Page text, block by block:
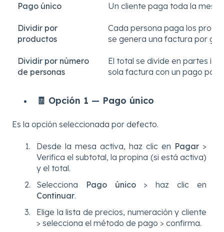
Pago único Un cliente paga toda la mesa
Dividir por
productos
Cada persona paga los
se genera una factura por
Dividir por número
de personas
El total se divide en partes
sola factura con un pago por
🧾 Opción 1 — Pago único
Es la opción seleccionada por defecto.
Desde la mesa activa, haz clic en Pagar >
Verifica el subtotal, la propina (si está activa)
y el total.
Selecciona
Pago único> haz clic en
Continuar.
Elige la lista de precios, numeración y cliente
> selecciona el método de pago > confirma.